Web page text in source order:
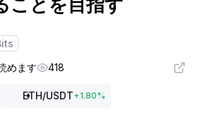
ことを目指す
めます 418
ETH/USDT+1.80%